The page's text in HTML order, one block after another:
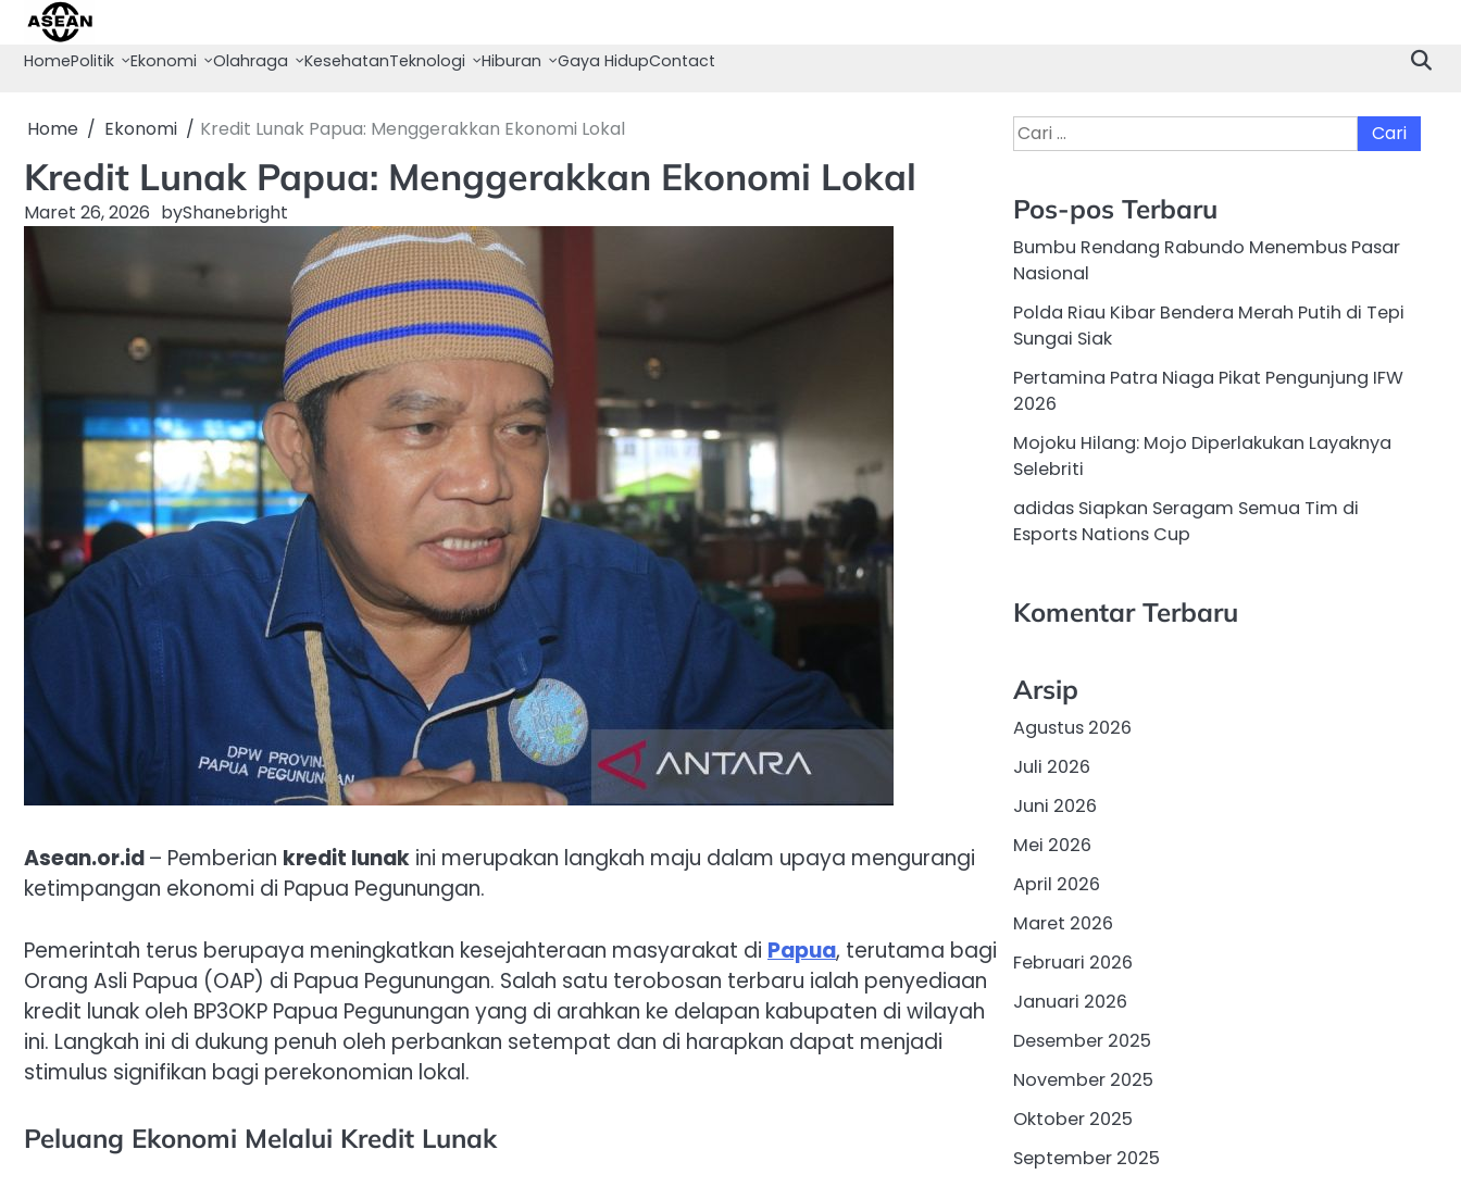
Skip
content
HomePolitik Ekonomi Olahraga KesehatanTeknologi Hiburan Gaya HidupContact
Home Ekonomi Kredit Lunak Papua: Menggerakkan Ekonomi Lokal
Kredit Lunak Papua: Menggerakkan Ekonomi Lokal
Maret 26, 2026 byShanebright
Asean.or.id– Pemberian kredit lunak ini merupakan langkah maju dalam upaya mengurangi
ketimpangan ekonomi di Papua Pegunungan.
Pemerintah terus berupaya meningkatkan kesejahteraan masyarakat di Papua, terutama bagi
Orang Asli Papua (OAP) di Papua Pegunungan. Salah satu terobosan terbaru ialah penyediaan
kredit lunak oleh BP3OKP Papua Pegunungan yang di arahkan ke delapan kabupaten di wilayah
ini. Langkah ini di dukung penuh oleh perbankan setempat dan di harapkan dapat menjadi
stimulus signifikan bagi perekonomian lokal.
Peluang Ekonomi Melalui Kredit Lunak
Cari
untuk:
Pos-pos Terbaru
Bumbu Rendang Rabundo Menembus Pasar
Nasional
Polda Riau Kibar Bendera Merah Putih di Tepi
Sungai Siak
Pertamina Patra Niaga Pikat Pengunjung IFW
2026
Mojoku Hilang: Mojo Diperlakukan Layaknya
Selebriti
adidas Siapkan Seragam Semua Tim di
Esports Nations Cup
Komentar Terbaru
Arsip
Agustus 2026
Juli 2026
Juni 2026
Mei 2026
April 2026
Maret 2026
Februari 2026
Januari 2026
Desember 2025
November 2025
Oktober 2025
September 2025